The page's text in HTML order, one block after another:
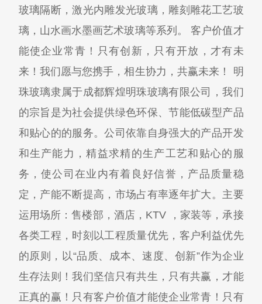
玻璃隔断，激光内雕发光玻璃，雕刻雕花工艺玻
璃，山水画水墨画艺术玻璃等系列。 客户价值才
能使企业常青！只有创新，只有开放，才有未
来！我们愿与您携手，相生协力，共赢未来！ 明
珠玻璃隶属于成都辉煌明珠玻璃有限公司，我们
的宗旨是为社会提供绿色环保、节能低碳型产品
和贴心的的服务。公司依靠自身强大的产品开发
和生产能力，精益求精的生产工艺和贴心的服
务，使公司在业内有着良好信誉，产品质量稳
定，产能不断提高，市场占有率逐年扩大。主要
运用场所：售楼部，酒店，KTV ，家装等，承接
各类工程，时刻以工程质量优先，客户利益优先
的原则，以“品质、成本、速度、创新”作为企业
生存法则！我们坚信只有共生，只有共赢，才能
正真的赢！只有客户价值才能使企业常青！只有